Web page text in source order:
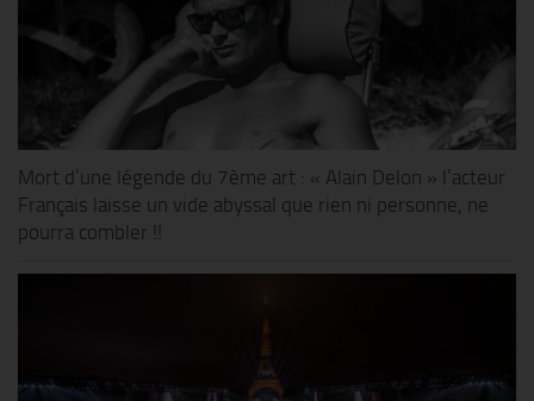
Mort d’une légende du 7ème art : « Alain Delon » l’acteur
Français laisse un vide abyssal que rien ni personne, ne
pourra combler !!